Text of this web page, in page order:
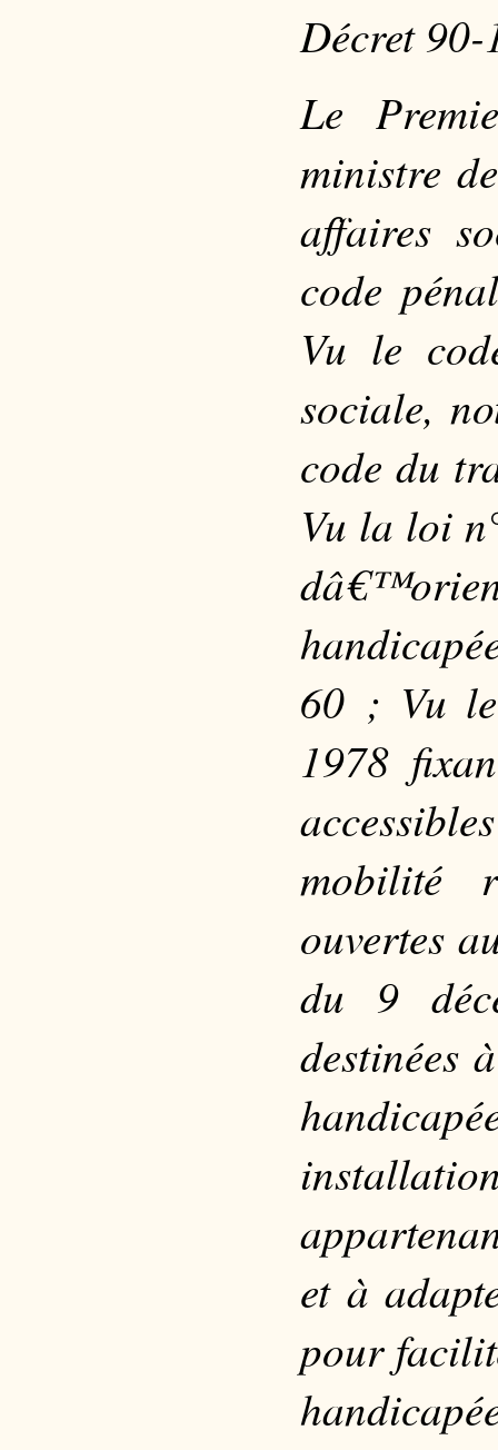
Décret
Le
ministre
affaires
code
Vu le
sociale,
code du
Vu la loi
60 ; Vu
1978
mobilité
ouvertes
du 9
destinées
et à
pour